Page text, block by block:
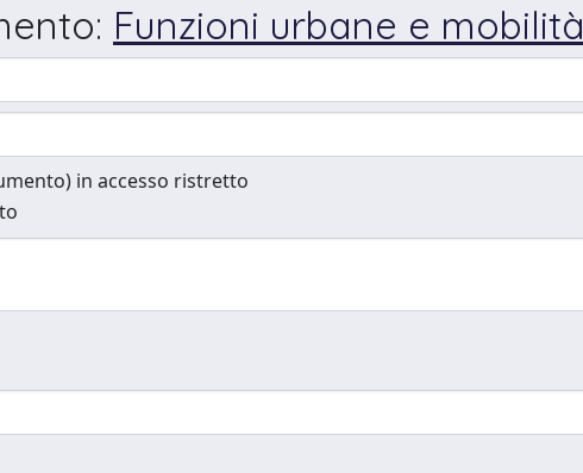
Funzioni urbane e mobilità
in accesso ristretto